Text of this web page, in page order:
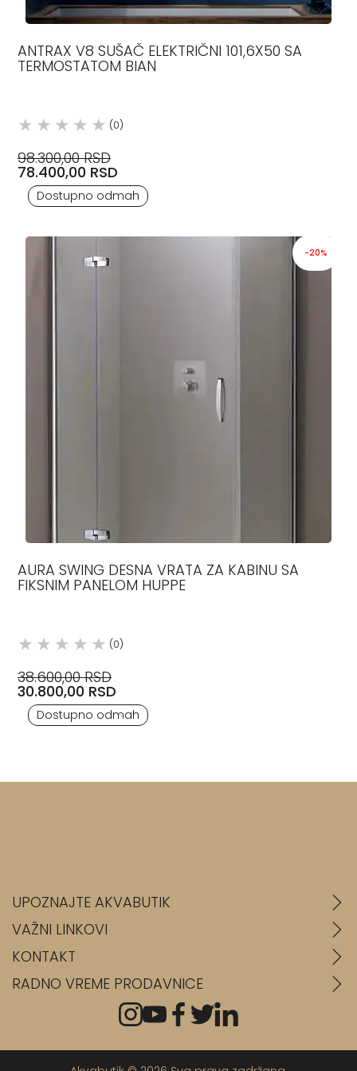
ANTRAX V8 SUŠAČ ELEKTRIČNI 101,6X50 SA
TERMOSTATOM BIAN
(0)
98.300,00 RSD
78.400,00 RSD
Dostupno odmah
-20%
AURA SWING DESNA VRATA ZA KABINU SA
FIKSNIM PANELOM HUPPE
(0)
38.600,00 RSD
30.800,00 RSD
Dostupno odmah
UPOZNAJTE AKVABUTIK
VAŽNI LINKOVI
KONTAKT
RADNO VREME PRODAVNICE